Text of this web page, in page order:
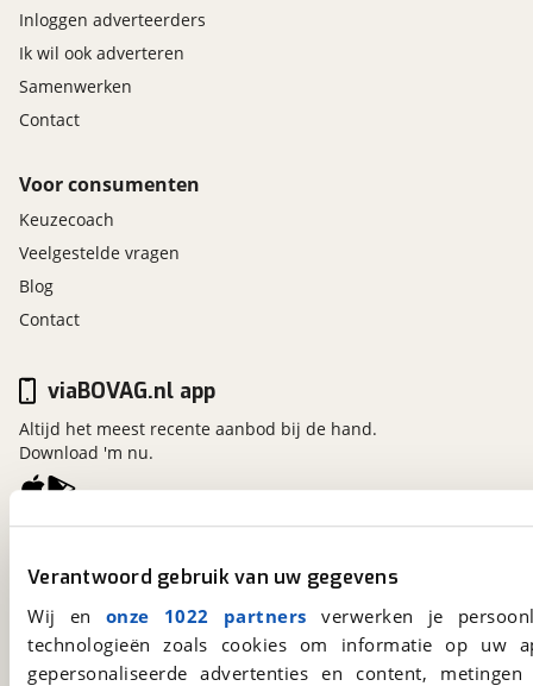
Verantwoord gebruik van uw gegevens
Wij en onze 1022 partners verwerken je
technologieën zoals cookies om informatie op
gepersonaliseerde advertenties en content,
Inloggen adverteerders
Ik wil ook adverteren
Samenwerken
Contact
Voor consumenten
Keuzecoach
Veelgestelde vragen
Blog
Contact
Kosterijland 15
Een initiatief van
BOVAG
viaBOVAG.nl app
Altijd het meest recente aanbod bij de hand.
Download 'm nu.